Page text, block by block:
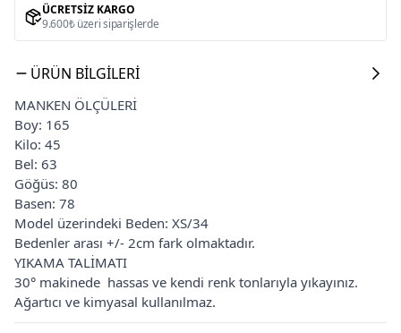
ÜCRETSIZ KARGO
9.600₺ üzeri siparişlerde
ÜRÜN BILGILERI
MANKEN ÖLÇÜLERİ
Boy: 165
Kilo: 45
Bel: 63
Göğüs: 80
Basen: 78
Model üzerindeki Beden: XS/34
Bedenler arası +/- 2cm fark olmaktadır.
YIKAMA TALİMATI
30° makinede hassas ve kendi renk tonlarıyla yıkayınız.
Ağartıcı ve kimyasal kullanılmaz.